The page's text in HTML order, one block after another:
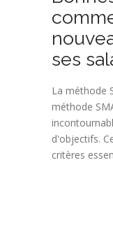
ses
La méthode
méthode
d'objectifs.
critères